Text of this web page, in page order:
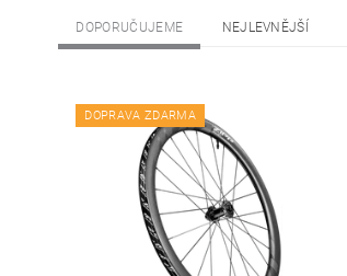
DOPORUČUJEME NEJLEVNĚJŠÍ
DOPRAVA ZDARMA